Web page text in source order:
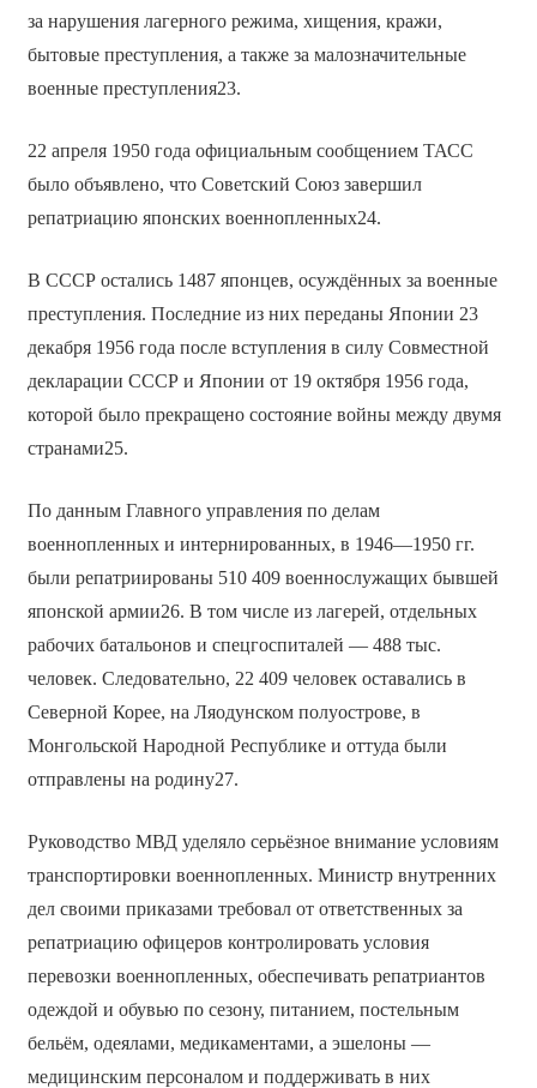
за нарушения лагерного режима, хищения, кражи,
бытовые преступления, а также за малозначительные
военные преступления23.
22 апреля 1950 года официальным сообщением ТАСС
было объявлено, что Советский Союз завершил
репатриацию японских военнопленных24.
В СССР остались 1487 японцев, осуждённых за военные
преступления. Последние из них переданы Японии 23
декабря 1956 года после вступления в силу Совместной
декларации СССР и Японии от 19 октября 1956 года,
которой было прекращено состояние войны между двумя
странами25.
По данным Главного управления по делам
военнопленных и интернированных, в 1946—1950 гг.
были репатриированы 510 409 военнослужащих бывшей
японской армии26. В том числе из лагерей, отдельных
рабочих батальонов и спецгоспиталей — 488 тыс.
человек. Следовательно, 22 409 человек оставались в
Северной Корее, на Ляодунском полуострове, в
Монгольской Народной Республике и оттуда были
отправлены на родину27.
Руководство МВД уделяло серьёзное внимание условиям
транспортировки военнопленных. Министр внутренних
дел своими приказами требовал от ответственных за
репатриацию офицеров контролировать условия
перевозки военнопленных, обеспечивать репатриантов
одеждой и обувью по сезону, питанием, постельным
бельём, одеялами, медикаментами, а эшелоны —
медицинским персоналом и поддерживать в них